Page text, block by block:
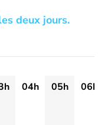
deux jours.
04h 05h
06h